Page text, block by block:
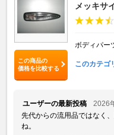
この商品の
価格を比較する
メッキサ
ボディパー
このカテゴ
ユーザーの最新投稿
2026
先代からの流用品ではなく
ね。